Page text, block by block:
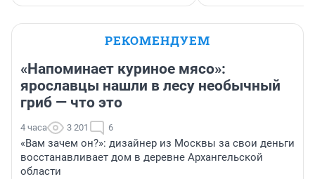
РЕКОМЕНДУЕМ
«Напоминает куриное мясо»:
ярославцы нашли в лесу необычный
гриб — что это
4 часа 3 201 6
«Вам зачем он?»: дизайнер из Москвы за свои деньги
восстанавливает дом в деревне Архангельской
области